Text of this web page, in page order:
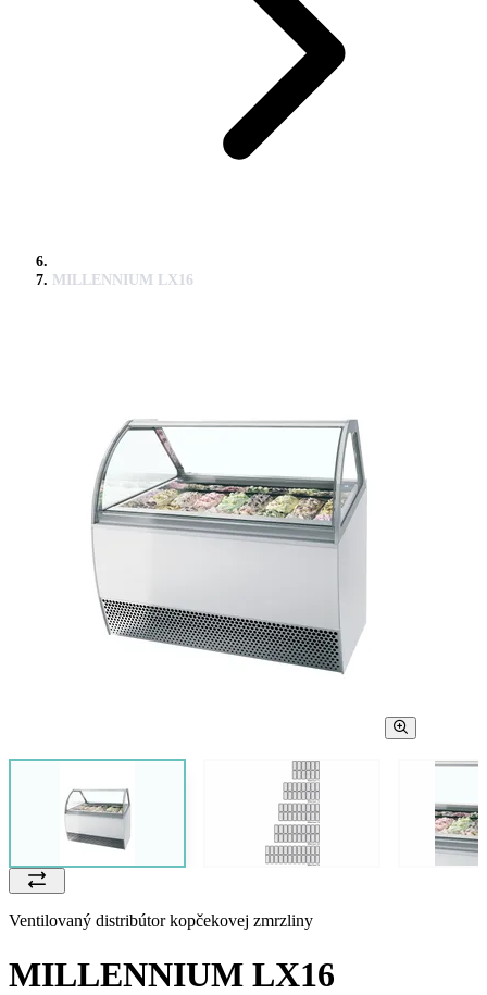
MILLENNIUM LX16
Ventilovaný distribútor kopčekovej zmrzliny
MILLENNIUM LX16